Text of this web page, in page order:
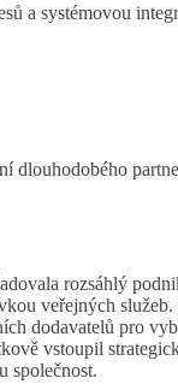
a systémovou
dlouhodobého
rozsáhlý
veřejných
dodavatelů pro
vstoupil
společnost.